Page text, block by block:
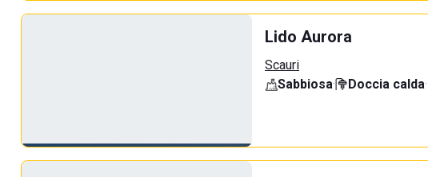
Lido Aurora
Scauri
Sabbiosa· Doccia calda·